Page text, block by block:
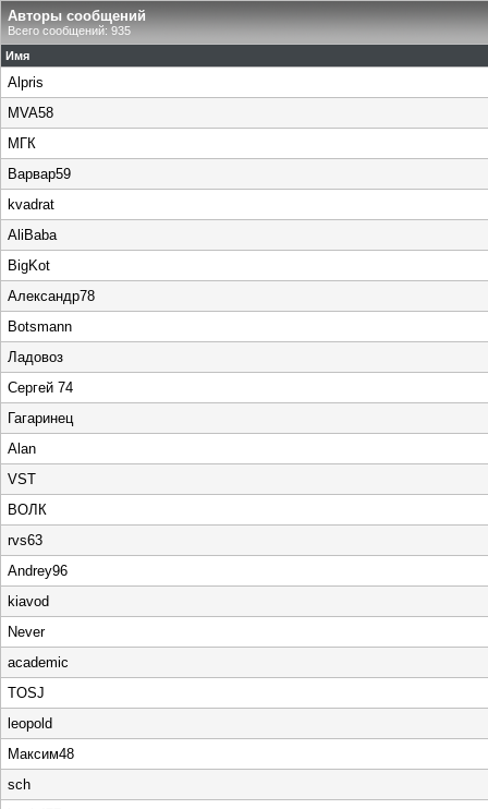
Авторы сообщений
Всего сообщений: 935
Имя
Alpris
MVA58
МГК
Варвар59
kvadrat
AliBaba
BigKot
Александр78
Botsmann
Ладовоз
Сергей 74
Гагаринец
Alan
VST
ВОЛК
rvs63
Andrey96
kiavod
Never
academic
TOSJ
leopold
Максим48
sch